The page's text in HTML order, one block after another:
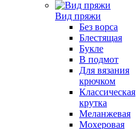
Вид пряжи
Без ворса
Блестящая
Букле
В подмот
Для вязания
крючком
Классическая
крутка
Меланжевая
Мохеровая